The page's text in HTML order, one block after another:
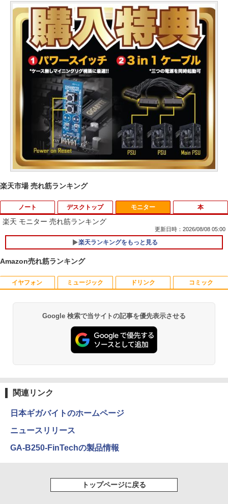
楽天市場 売れ筋ランキング
ノート デスクトップ モニター
楽天 モニター 売れ筋ランキング
更新日時：2026/08/08 05:00
楽天ランキングをもっと見る
本
1
妹は知っている（8） 【電子限定特典つ
￥792
￥792
3
バムとケロのデイブック Bam and Ker
￥4,950
Amazon売れ筋ランキング
イヤフォン
Anker Soundcore P40i オフホワイト
￥7,990
Anker Soundcore Liberty 5 ミッドナイトブ
ミュージック
BRUCE WAYNE feat. Flo Milli, ATL Jacob
[Explicit]
￥250
￥250
On My Road (Stadium ver.)
ドリンク
【Amazon.co.jp限定】 い・ろ・は・す 2L P
ET ラベルレス ×8本
￥1,112
ットル (Smart Basic)
コミック
薬屋のひとりごと 17巻 (デジタル版ビッグガ
ンガンコミックス)
￥770
￥832
ONE PIECE モノクロ版 115 (ジャンプコミッ
Google 検索で当サイトの記事を優先表示させる
関連リンク
日本ギガバイトのホームページ
ニュースリリース
GA-B250-FinTechの製品情報
トップページに戻る